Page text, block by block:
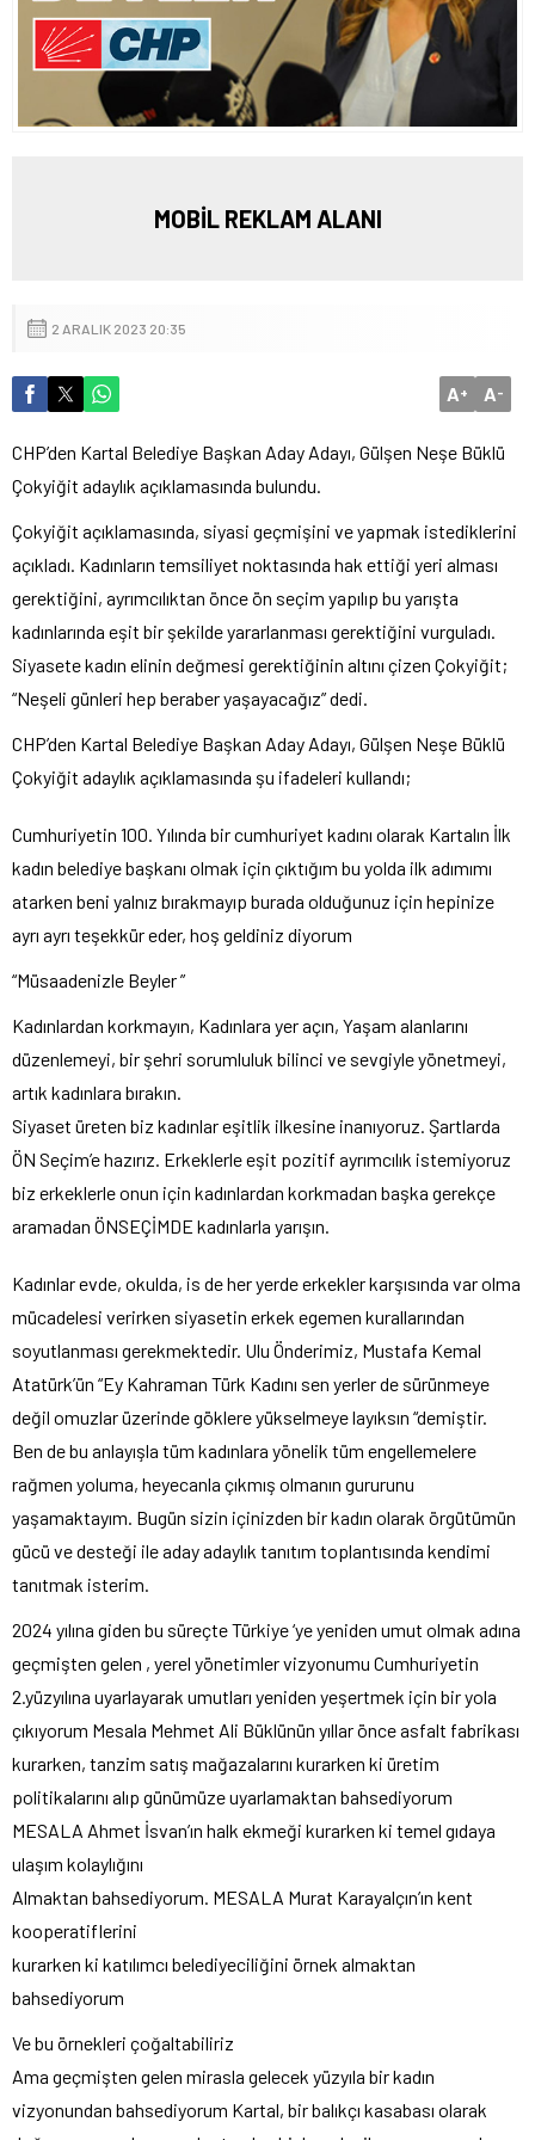
MOBİL REKLAM ALANI
2 ARALIK 2023 20:35
A+ A-
CHP’den Kartal Belediye Başkan Aday Adayı, Gülşen Neşe Büklü
Çokyiğit adaylık açıklamasında bulundu.
Çokyiğit açıklamasında, siyasi geçmişini ve yapmak istediklerini
açıkladı. Kadınların temsiliyet noktasında hak ettiği yeri alması
gerektiğini, ayrımcılıktan önce ön seçim yapılıp bu yarışta
kadınlarında eşit bir şekilde yararlanması gerektiğini vurguladı.
Siyasete kadın elinin değmesi gerektiğinin altını çizen Çokyiğit;
“Neşeli günleri hep beraber yaşayacağız” dedi.
CHP’den Kartal Belediye Başkan Aday Adayı, Gülşen Neşe Büklü
Çokyiğit adaylık açıklamasında şu ifadeleri kullandı;
Cumhuriyetin 100. Yılında bir cumhuriyet kadını olarak Kartalın İlk
kadın belediye başkanı olmak için çıktığım bu yolda ilk adımımı
atarken beni yalnız bırakmayıp burada olduğunuz için hepinize
ayrı ayrı teşekkür eder, hoş geldiniz diyorum
“Müsaadenizle Beyler ”
Kadınlardan korkmayın, Kadınlara yer açın, Yaşam alanlarını
düzenlemeyi, bir şehri sorumluluk bilinci ve sevgiyle yönetmeyi,
artık kadınlara bırakın.
Siyaset üreten biz kadınlar eşitlik ilkesine inanıyoruz. Şartlarda
ÖN Seçim’e hazırız. Erkeklerle eşit pozitif ayrımcılık istemiyoruz
biz erkeklerle onun için kadınlardan korkmadan başka gerekçe
aramadan ÖNSEÇİMDE kadınlarla yarışın.
Kadınlar evde, okulda, is de her yerde erkekler karşısında var olma
mücadelesi verirken siyasetin erkek egemen kurallarından
soyutlanması gerekmektedir. Ulu Önderimiz, Mustafa Kemal
Atatürk’ün “Ey Kahraman Türk Kadını sen yerler de sürünmeye
değil omuzlar üzerinde göklere yükselmeye layıksın “demiştir.
Ben de bu anlayışla tüm kadınlara yönelik tüm engellemelere
rağmen yoluma, heyecanla çıkmış olmanın gururunu
yaşamaktayım. Bugün sizin içinizden bir kadın olarak örgütümün
gücü ve desteği ile aday adaylık tanıtım toplantısında kendimi
tanıtmak isterim.
2024 yılına giden bu süreçte Türkiye ‘ye yeniden umut olmak adına
geçmişten gelen , yerel yönetimler vizyonumu Cumhuriyetin
2.yüzyılına uyarlayarak umutları yeniden yeşertmek için bir yola
çıkıyorum Mesala Mehmet Ali Büklünün yıllar önce asfalt fabrikası
kurarken, tanzim satış mağazalarını kurarken ki üretim
politikalarını alıp günümüze uyarlamaktan bahsediyorum
MESALA Ahmet İsvan’ın halk ekmeği kurarken ki temel gıdaya
ulaşım kolaylığını
Almaktan bahsediyorum. MESALA Murat Karayalçın’ın kent
kooperatiflerini
kurarken ki katılımcı belediyeciliğini örnek almaktan
bahsediyorum
Ve bu örnekleri çoğaltabiliriz
Ama geçmişten gelen mirasla gelecek yüzyıla bir kadın
vizyonundan bahsediyorum Kartal, bir balıkçı kasabası olarak